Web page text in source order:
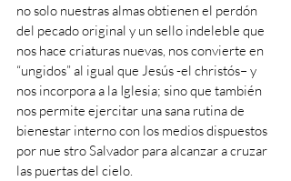
no solo nuestras almas obtienen el perdón
del pecado original y un sello indeleble que
nos hace criaturas nuevas, nos convierte en
“ungidos” al igual que Jesús -el christós– y
nos incorpora a la Iglesia; sino que también
nos permite ejercitar una sana rutina de
bienestar interno con los medios dispuestos
por nue stro Salvador para alcanzar a cruzar
las puertas del cielo.